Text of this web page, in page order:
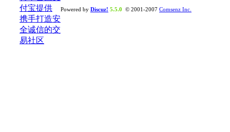
Powered by Discuz! 5.5.0 © 2001-2007 Comsenz Inc.